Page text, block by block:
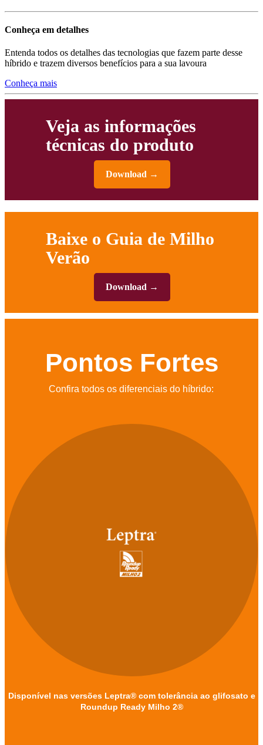
Conheça em detalhes
Entenda todos os detalhes das tecnologias que fazem parte desse
híbrido e trazem diversos benefícios para a sua lavoura
Conheça mais
Veja as informações
técnicas do produto
Download →
Baixe o Guia de Milho
Verão
Download →
Pontos Fortes
Confira todos os diferenciais do híbrido:
Disponível nas versões Leptra® com tolerância ao glifosato e
Roundup Ready Milho 2®